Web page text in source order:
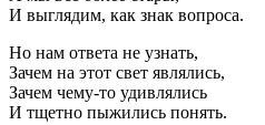
И выглядим, как знак вопроса.
Но нам ответа не узнать,
Зачем на этот свет являлись,
Зачем чему-то удивлялись
И тщетно пыжились понять.